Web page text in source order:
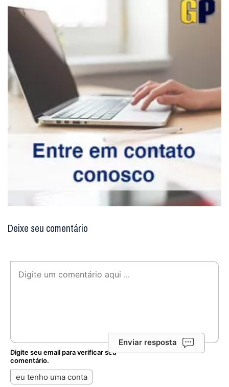
Deixe seu comentário
Enviar resposta
Digite seu email para verificar seu
comentário.
eu tenho uma conta